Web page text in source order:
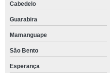
Cabedelo
Guarabira
Mamanguape
São Bento
Esperança